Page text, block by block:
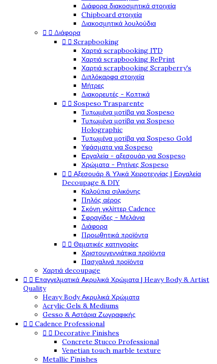
Διάφορα διακοσμητικά στοιχεία
Chipboard στοιχεία
Διακοσμητικά λουλούδια
  Διάφορα
  Scrapbooking
Χαρτιά scrapbooking ITD
Χαρτιά scrapbooking RePrint
Χαρτιά scrapbooking Scrapberry's
Διπλόκαρφα στοιχεία
Μήτρες
Διακορευτές - Κοπτικά
  Sospeso Trasparente
Τυπωμένα μοτίβα για Sospeso
Τυπωμένα μοτίβα για Sospeso
Holographic
Τυπωμένα μοτίβα για Sospeso Gold
Υφάσματα για Sospeso
Εργαλεία - αξεσουάρ για Sospeso
Χρώματα - Ρητίνες Sospeso
  Αξεσουάρ & Υλικά Χειροτεχνίας | Εργαλεία
Decoupage & DIY
Καλούπια σιλικόνης
Πηλός αέρος
Σκόνη γκλίττερ Cadence
Σφραγίδες - Μελάνια
Διάφορα
Προωθητικά προϊόντα
  Θεματικές κατηγορίες
Χριστουγεννιάτικα προϊόντα
Πασχαλινά προϊόντα
Χαρτιά decoupage
  Επαγγελματικά Ακρυλικά Χρώματα | Heavy Body & Artist
Quality
Heavy Body Ακρυλικά Χρώματα
Acrylic Gels & Mediums
Gesso & Αστάρια Ζωγραφικής
  Cadence Professional
  Decorative Finishes
Concrete Stucco Professional
Venetian touch marble texture
Metallic Finishes